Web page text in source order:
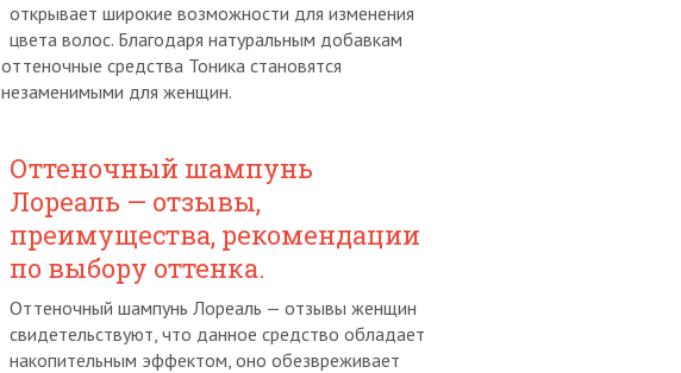
открывает широкие возможности для изменения
цвета волос. Благодаря натуральным добавкам
оттеночные средства Тоника становятся
незаменимыми для женщин.
Оттеночный шампунь
Лореаль — отзывы,
преимущества, рекомендации
по выбору оттенка.
Оттеночный шампунь Лореаль — отзывы женщин
свидетельствуют, что данное средство обладает
накопительным эффектом, оно обезвреживает